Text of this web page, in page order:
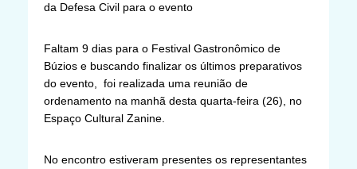
da Defesa Civil para o evento
Faltam 9 dias para o Festival Gastronômico de
Búzios e buscando finalizar os últimos preparativos
do evento, foi realizada uma reunião de
ordenamento na manhã desta quarta-feira (26), no
Espaço Cultural Zanine.
No encontro estiveram presentes os representantes